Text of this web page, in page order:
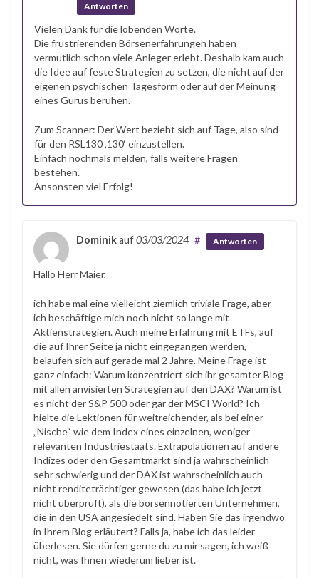
Antworten
Vielen Dank für die lobenden Worte.
Die frustrierenden Börsenerfahrungen haben
vermutlich schon viele Anleger erlebt. Deshalb kam auch
die Idee auf feste Strategien zu setzen, die nicht auf der
eigenen psychischen Tagesform oder auf der Meinung
eines Gurus beruhen.
Zum Scanner: Der Wert bezieht sich auf Tage, also sind
für den RSL130 ‚130‘ einzustellen.
Einfach nochmals melden, falls weitere Fragen
bestehen.
Ansonsten viel Erfolg!
Dominikauf03/03/2024 # Antworten
Hallo Herr Maier,
ich habe mal eine vielleicht ziemlich triviale Frage, aber
ich beschäftige mich noch nicht so lange mit
Aktienstrategien. Auch meine Erfahrung mit ETFs, auf
die auf Ihrer Seite ja nicht eingegangen werden,
belaufen sich auf gerade mal 2 Jahre. Meine Frage ist
ganz einfach: Warum konzentriert sich ihr gesamter Blog
mit allen anvisierten Strategien auf den DAX? Warum ist
es nicht der S&P 500 oder gar der MSCI World? Ich
hielte die Lektionen für weitreichender, als bei einer
„Nische“ wie dem Index eines einzelnen, weniger
relevanten Industriestaats. Extrapolationen auf andere
Indizes oder den Gesamtmarkt sind ja wahrscheinlich
sehr schwierig und der DAX ist wahrscheinlich auch
nicht renditeträchtiger gewesen (das habe ich jetzt
nicht überprüft), als die börsennotierten Unternehmen,
die in den USA angesiedelt sind. Haben Sie das irgendwo
in Ihrem Blog erläutert? Falls ja, habe ich das leider
überlesen. Sie dürfen gerne du zu mir sagen, ich weiß
nicht, was Ihnen wiederum lieber ist.